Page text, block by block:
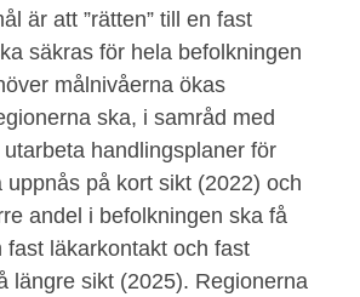
är att ”rätten” till en fast
säkras för hela befolkningen
målnivåerna ökas
ska, i samråd med
handlingsplaner för
uppnås på kort sikt (2022) och
andel i befolkningen ska få
fast läkarkontakt och fast
längre sikt (2025). Regionerna